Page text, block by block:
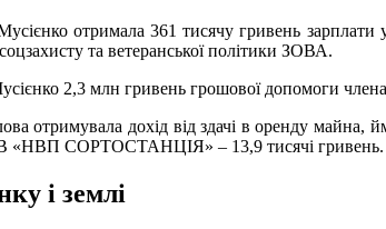
отримала 361 тисячу гривень зарплати у
та ветеранської політики ЗОВА.
2,3 млн гривень грошової допомоги
отримувала дохід від здачі в оренду
«НВП СОРТОСТАНЦІЯ» – 13,9 тисячі гривень.
і землі